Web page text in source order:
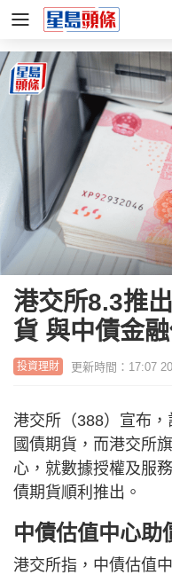
港交所8.3推
貨 與中債金
投資理財 更新時間：17:07
港交所（388）宣布
國債期貨，而港交所
心，就數據授權及服
債期貨順利推出。
中債估值中心助
港交所指，中債估值